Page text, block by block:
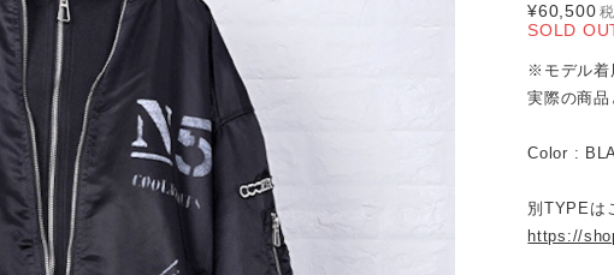
¥60,500
SOLD
※モデル着
実際の商
Color :
別TYPEは
https://